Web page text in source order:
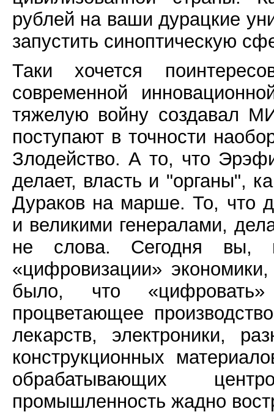
рублей на ваши дурацкие
запустить синоптическую
Таки хочется
современной
тяжелую войну создавал
поступают в точности
Злодейство. А то, что
делает, власть и "органы",
Дураков на марше. То, что
и великими генералами,
не слова. Сегодня вы,
«цифровизации»
было, что
процветающее
лекарств, электроники,
конструкционных
обрабатывающих
промышленность жадно